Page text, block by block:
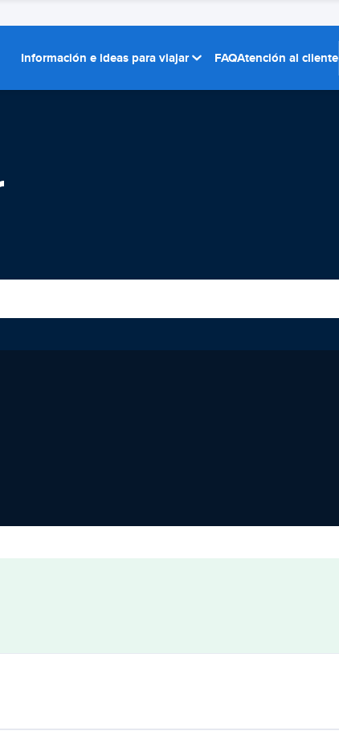
Información e ideas para viajar FAQAtención al cliente